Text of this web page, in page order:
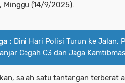
Minggu (14/9/2025).
: Dini Hari Polisi Turun ke Jalan,
Cegah C3 dan Jaga Kamtibmas
salah satu tantangan terberat